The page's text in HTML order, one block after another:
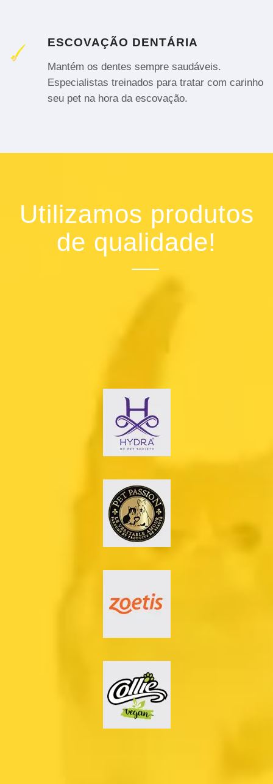
ESCOVAÇÃO DENTÁRIA
Mantém os dentes sempre saudáveis.
Especialistas treinados para tratar com carinho
seu pet na hora da escovação.
Utilizamos produtos
de qualidade!